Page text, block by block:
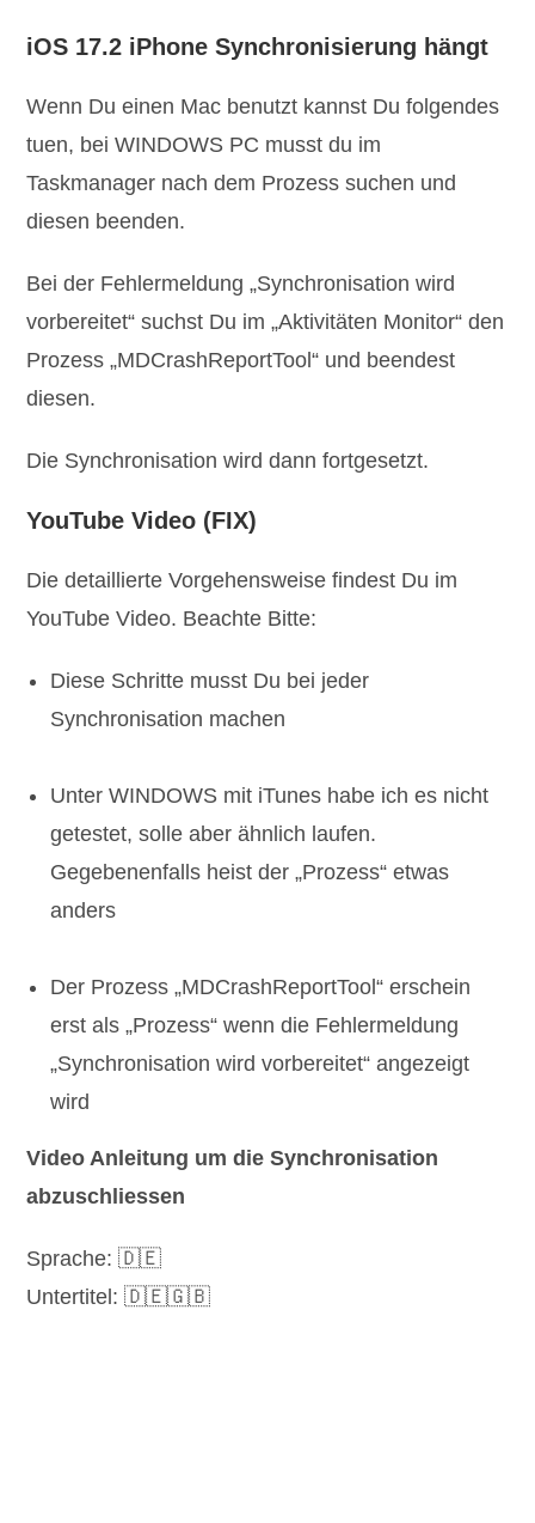
iOS 17.2 iPhone Synchronisierung hängt
Wenn Du einen Mac benutzt kannst Du folgendes
tuen, bei WINDOWS PC musst du im
Taskmanager nach dem Prozess suchen und
diesen beenden.
Bei der Fehlermeldung „Synchronisation wird
vorbereitet“ suchst Du im „Aktivitäten Monitor“ den
Prozess „MDCrashReportTool“ und beendest
diesen.
Die Synchronisation wird dann fortgesetzt.
YouTube Video (FIX)
Die detaillierte Vorgehensweise findest Du im
YouTube Video. Beachte Bitte:
Diese Schritte musst Du bei jeder
Synchronisation machen
Unter WINDOWS mit iTunes habe ich es nicht
getestet, solle aber ähnlich laufen.
Gegebenenfalls heist der „Prozess“ etwas
anders
Der Prozess „MDCrashReportTool“ erschein
erst als „Prozess“ wenn die Fehlermeldung
„Synchronisation wird vorbereitet“ angezeigt
wird
Video Anleitung um die Synchronisation
abzuschliessen
Sprache: 🇩🇪
Untertitel: 🇩🇪🇬🇧